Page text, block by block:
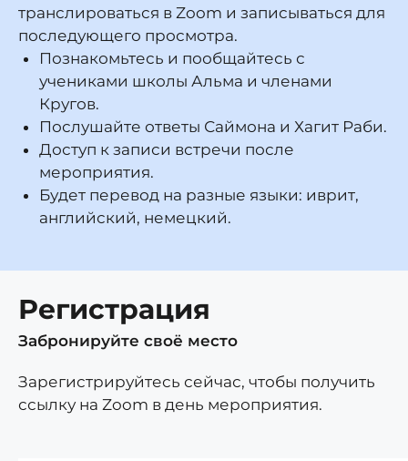
транслироваться в Zoom и записываться для
последующего просмотра.
Познакомьтесь и пообщайтесь с
учениками школы Альма и членами
Кругов.
Послушайте ответы Саймона и Хагит Раби.
Доступ к записи встречи после
мероприятия.
Будет перевод на разные языки: иврит,
английский, немецкий.
Регистрация
Забронируйте своё место
Зарегистрируйтесь сейчас, чтобы получить
ссылку на Zoom в день мероприятия.